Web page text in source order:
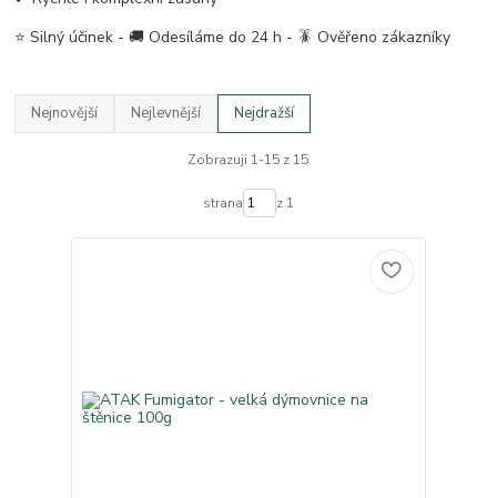
⭐ Silný účinek - 🚚 Odesíláme do 24 h - 🪳 Ověřeno zákazníky
Nejnovější Nejlevnější Nejdražší
Zobrazuji 1-15 z 15
strana z 1